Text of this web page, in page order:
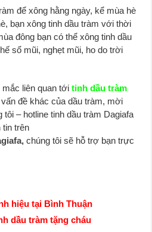
để xông hằng ngày, kể mùa hè
bạn xông tinh dầu tràm với thời
đông bạn có thể xông tinh dầu
sổ mũi, nghẹt mũi, ho do trời
mắc liên quan tớitinh dầu tràm
đề khác của dầu tràm, mời
tôi – hotline tinh dầu tràm Dagiafa
tin trên
chúng tôi sẽ hỗ trợ bạn trực
hiệu tại Bình Thuận
dầu tràm tặng cháu